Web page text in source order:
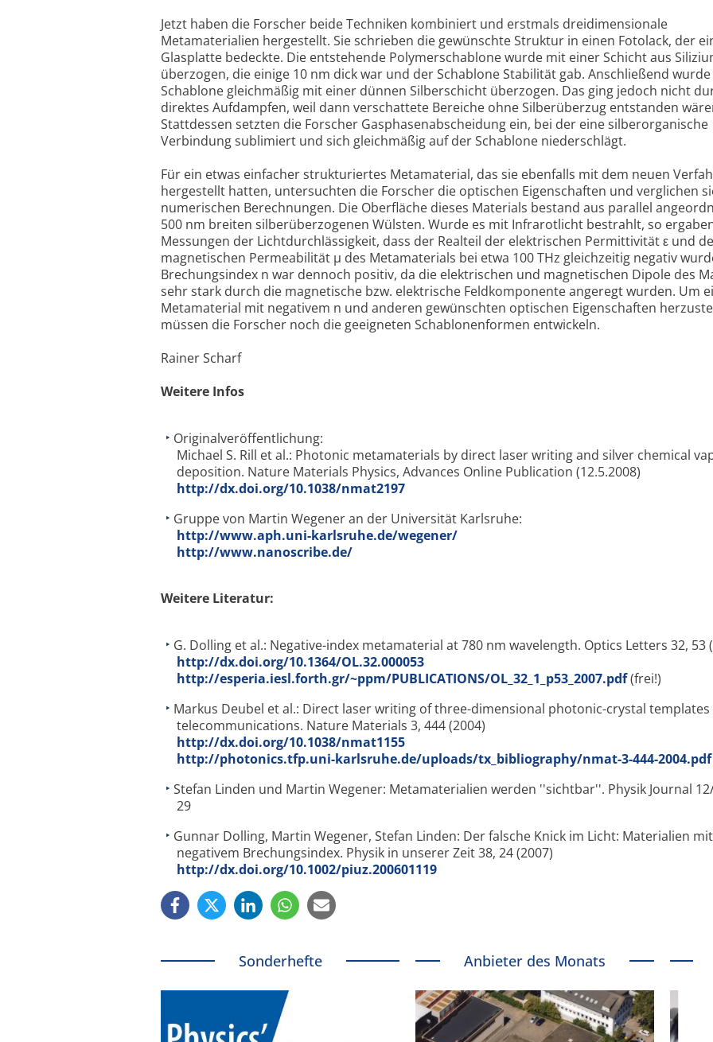
Jetzt haben die Forscher beide Techniken kombiniert und erstmals dreidimensionale
Metamaterialien hergestellt. Sie schrieben die gewünschte Struktur in einen Fotolack, der
Glasplatte bedeckte. Die entstehende Polymerschablone wurde mit einer Schicht aus
überzogen, die einige 10 nm dick war und der Schablone Stabilität gab. Anschließend
Schablone gleichmäßig mit einer dünnen Silberschicht überzogen. Das ging jedoch nicht
direktes Aufdampfen, weil dann verschattete Bereiche ohne Silberüberzug entstanden
Stattdessen setzten die Forscher Gasphasenabscheidung ein, bei der eine silberorganische
Verbindung sublimiert und sich gleichmäßig auf der Schablone niederschlägt.
Für ein etwas einfacher strukturiertes Metamaterial, das sie ebenfalls mit dem neuen
hergestellt hatten, untersuchten die Forscher die optischen Eigenschaften und verglichen
numerischen Berechnungen. Die Oberfläche dieses Materials bestand aus parallel
500 nm breiten silberüberzogenen Wülsten. Wurde es mit Infrarotlicht bestrahlt, so
Messungen der Lichtdurchlässigkeit, dass der Realteil der elektrischen Permittivität ε und
magnetischen Permeabilität µ des Metamaterials bei etwa 100 THz gleichzeitig negativ
Brechungsindex n war dennoch positiv, da die elektrischen und magnetischen Dipole des
sehr stark durch die magnetische bzw. elektrische Feldkomponente angeregt wurden. Um
Metamaterial mit negativem n und anderen gewünschten optischen Eigenschaften
müssen die Forscher noch die geeigneten Schablonenformen entwickeln.
Rainer Scharf
Weitere Infos
Originalveröffentlichung:
Michael S. Rill et al.: Photonic metamaterials by direct laser writing and silver chemical
deposition. Nature Materials Physics, Advances Online Publication (12.5.2008)
http://dx.doi.org/10.1038/nmat2197
Gruppe von Martin Wegener an der Universität Karlsruhe:
http://www.aph.uni-karlsruhe.de/wegener/
http://www.nanoscribe.de/
Weitere Literatur:
G. Dolling et al.: Negative-index metamaterial at 780 nm wavelength. Optics Letters 32, 53
http://dx.doi.org/10.1364/OL.32.000053
http://esperia.iesl.forth.gr/~ppm/PUBLICATIONS/OL_32_1_p53_2007.pdf(frei!)
Markus Deubel et al.: Direct laser writing of three-dimensional photonic-crystal
telecommunications. Nature Materials 3, 444 (2004)
http://dx.doi.org/10.1038/nmat1155
http://photonics.tfp.uni-karlsruhe.de/uploads/tx_bibliography/nmat-3-444-2004.pdf
Stefan Linden und Martin Wegener: Metamaterialien werden ''sichtbar''. Physik Journal
29
Gunnar Dolling, Martin Wegener, Stefan Linden: Der falsche Knick im Licht: Materialien mit
negativem Brechungsindex. Physik in unserer Zeit 38, 24 (2007)
http://dx.doi.org/10.1002/piuz.200601119
Sonderhefte Anbieter des Monats